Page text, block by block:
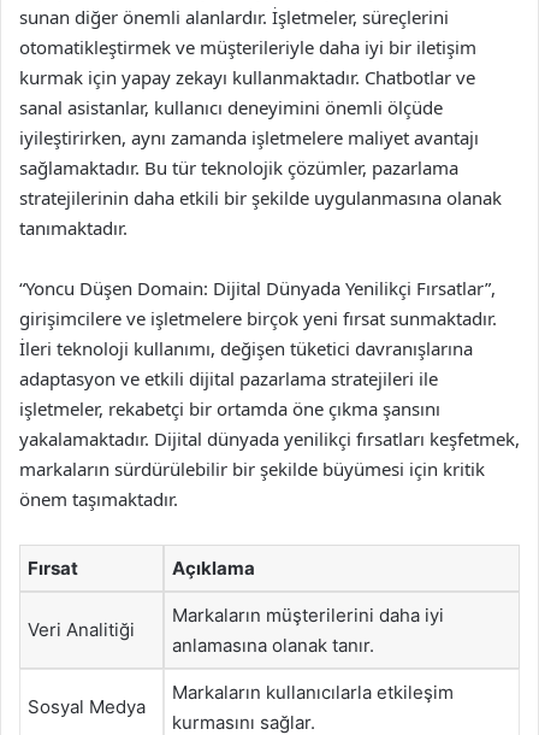
sunan diğer önemli alanlardır. İşletmeler, süreçlerini
otomatikleştirmek ve müşterileriyle daha iyi bir iletişim
kurmak için yapay zekayı kullanmaktadır. Chatbotlar ve
sanal asistanlar, kullanıcı deneyimini önemli ölçüde
iyileştirirken, aynı zamanda işletmelere maliyet avantajı
sağlamaktadır. Bu tür teknolojik çözümler, pazarlama
stratejilerinin daha etkili bir şekilde uygulanmasına olanak
tanımaktadır.
“Yoncu Düşen Domain: Dijital Dünyada Yenilikçi Fırsatlar”,
girişimcilere ve işletmelere birçok yeni fırsat sunmaktadır.
İleri teknoloji kullanımı, değişen tüketici davranışlarına
adaptasyon ve etkili dijital pazarlama stratejileri ile
işletmeler, rekabetçi bir ortamda öne çıkma şansını
yakalamaktadır. Dijital dünyada yenilikçi fırsatları keşfetmek,
markaların sürdürülebilir bir şekilde büyümesi için kritik
önem taşımaktadır.
Fırsat Açıklama
Veri Analitiği
Markaların müşterilerini daha iyi
anlamasına olanak tanır.
Sosyal Medya
Markaların kullanıcılarla etkileşim
kurmasını sağlar.